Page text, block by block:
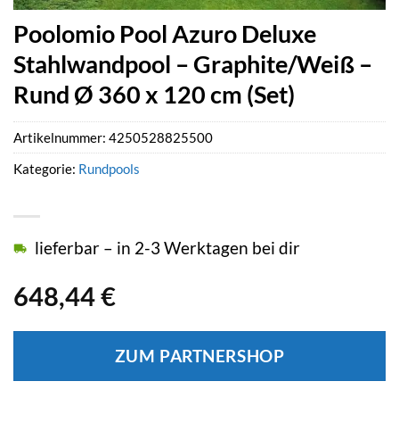
Poolomio Pool Azuro Deluxe
Stahlwandpool – Graphite/Weiß –
Rund Ø 360 x 120 cm (Set)
648,44€
lieferbar – in 2-3 Werktagen bei dir
ZUM PARTNERSHOP
Artikelnummer: 4250528825500
Kategorie: Rundpools